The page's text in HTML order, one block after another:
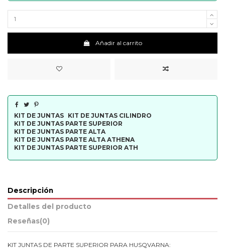
Añadir al carrito
KIT DE JUNTAS KIT DE JUNTAS CILINDRO
KIT DE JUNTAS PARTE SUPERIOR
KIT DE JUNTAS PARTE ALTA
KIT DE JUNTAS PARTE ALTA ATHENA
KIT DE JUNTAS PARTE SUPERIOR ATH
Descripción
Detalles del producto
Reseñas(0)
KIT JUNTAS DE PARTE SUPERIOR PARA HUSQVARNA: